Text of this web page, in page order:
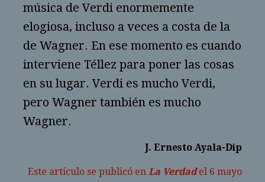
música de Verdi enormemente
elogiosa, incluso a veces a costa de la
de Wagner. En ese momento es cuando
interviene Téllez para poner las cosas
en su lugar. Verdi es mucho Verdi,
pero Wagner también es mucho
Wagner.
J. Ernesto Ayala-Dip
Este artículo se publicó en La Verdad el 6 mayo